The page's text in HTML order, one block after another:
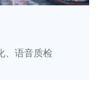
、语音质检